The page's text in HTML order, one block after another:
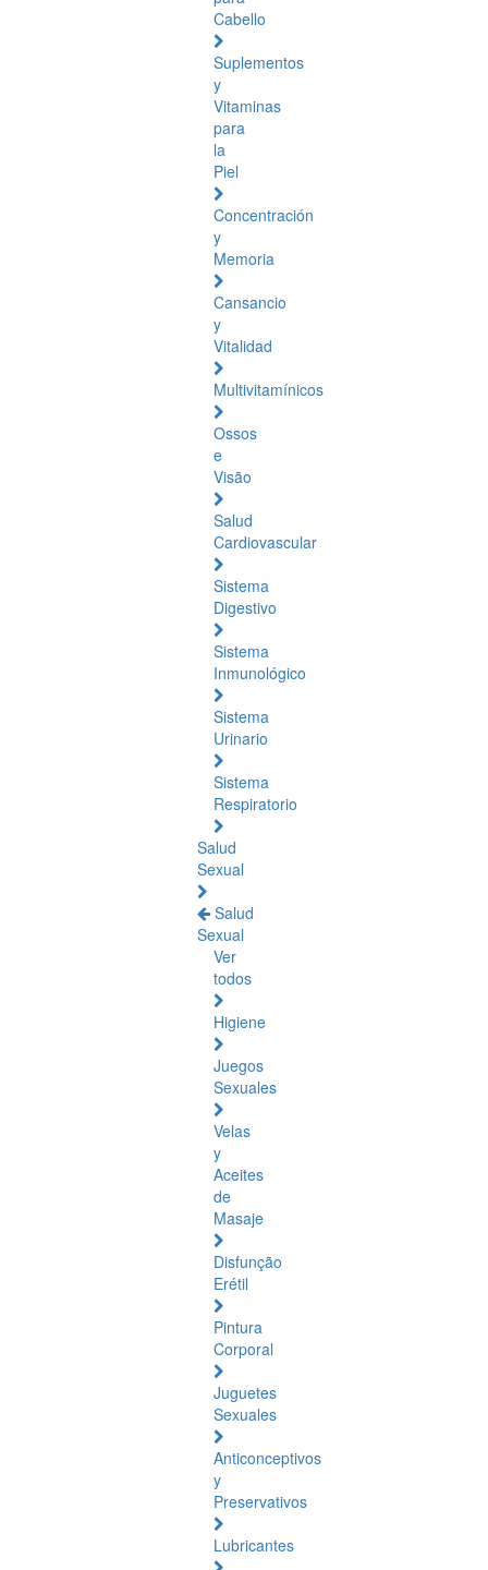
Cabello
Suplementos
y
Vitaminas
para
la
Piel
Concentración
y
Memoria
Cansancio
y
Vitalidad
Multivitamínicos
Ossos
e
Visão
Salud
Cardiovascular
Sistema
Digestivo
Sistema
Inmunológico
Sistema
Urinario
Sistema
Respiratorio
Salud
Sexual
Salud
Sexual
Ver
todos
Higiene
Juegos
Sexuales
Velas
y
Aceites
de
Masaje
Disfunção
Erétil
Pintura
Corporal
Juguetes
Sexuales
Anticonceptivos
y
Preservativos
Lubricantes